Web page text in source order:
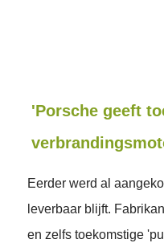
'Porsche geeft
Eerder werd al
leverbaar blijft.
en zelfs toekomstige